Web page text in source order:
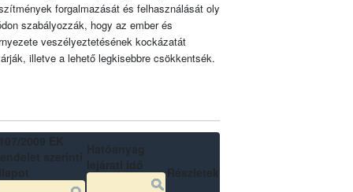
forgalmazását és felhasználását oly
szabályozzák, hogy az ember és
veszélyeztetésének kockázatát
illetve a lehető legkisebbre csökkentsék.